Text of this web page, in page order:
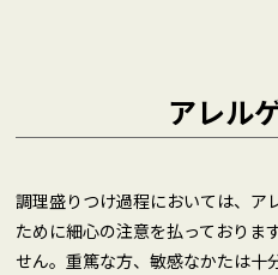
アレル
調理盛りつけ過程においては、ア
ために細心の注意を払っておりま
せん。重篤な方、敏感なかたは十